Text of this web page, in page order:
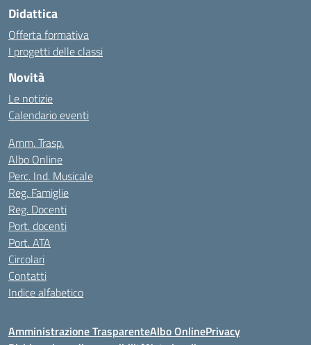
Didattica
Offerta formativa
I progetti delle classi
Novità
Le notizie
Calendario eventi
Amm. Trasp.
Albo Online
Perc. Ind. Musicale
Reg. Famiglie
Reg. Docenti
Port. docenti
Port. ATA
Circolari
Contatti
Indice alfabetico
Amministrazione TrasparenteAlbo OnlinePrivacy